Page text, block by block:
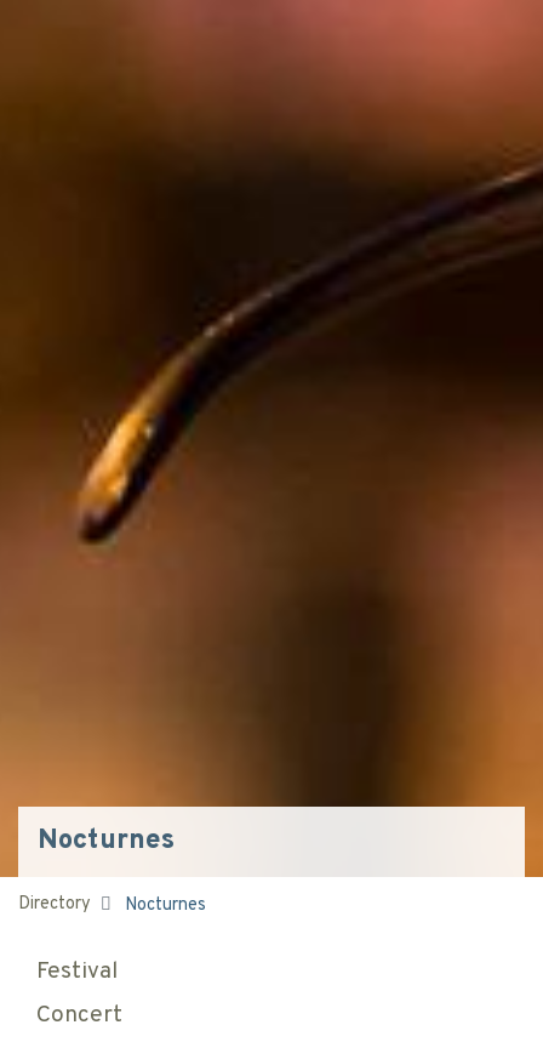
Nocturnes
Directory Nocturnes
Festival
Concert